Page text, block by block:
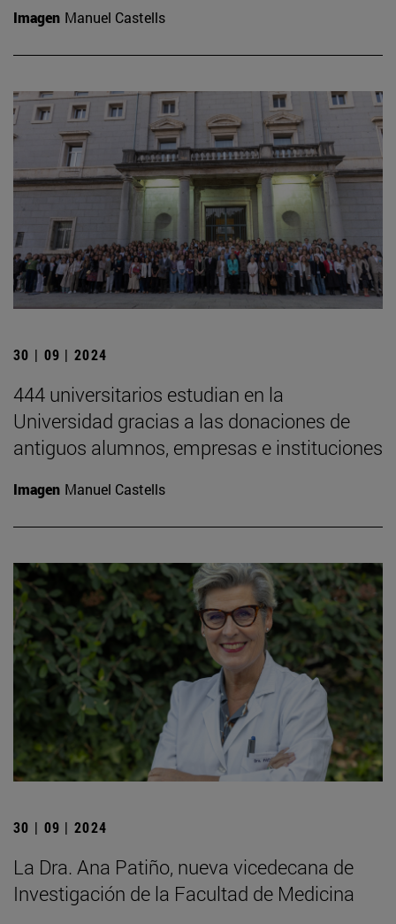
Imagen Manuel Castells
30 | 09 | 2024
444 universitarios estudian en la
Universidad gracias a las donaciones de
antiguos alumnos, empresas e instituciones
Imagen Manuel Castells
30 | 09 | 2024
La Dra. Ana Patiño, nueva vicedecana de
Investigación de la Facultad de Medicina